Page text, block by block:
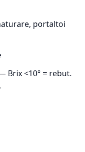
portaltoi
Brix <10° = rebut.